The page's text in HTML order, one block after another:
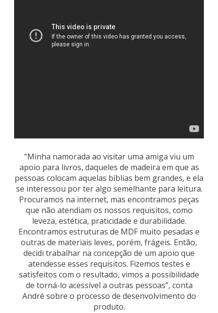
“Minha namorada ao visitar uma amiga viu um
apoio para livros, daqueles de madeira em que as
pessoas colocam aquelas bíblias bem grandes, e ela
se interessou por ter algo semelhante para leitura.
Procuramos na internet, mas encontramos peças
que não atendiam os nossos requisitos, como
leveza, estética, praticidade e durabilidade.
Encontramos estruturas de MDF muito pesadas e
outras de materiais leves, porém, frágeis. Então,
decidi trabalhar na concepção de um apoio que
atendesse esses requisitos. Fizemos testes e
satisfeitos com o resultado, vimos a possibilidade
de torná-lo acessível a outras pessoas”, conta
André sobre o processo de desenvolvimento do
produto.